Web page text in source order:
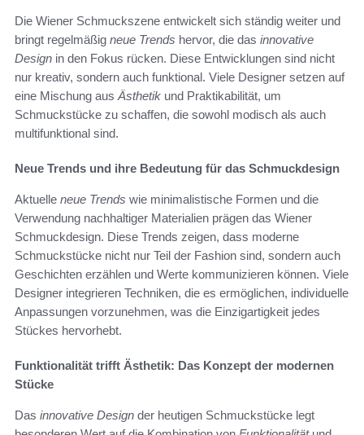
Die Wiener Schmuckszene entwickelt sich ständig weiter und
bringt regelmäßig neue Trends hervor, die das innovative
Design in den Fokus rücken. Diese Entwicklungen sind nicht
nur kreativ, sondern auch funktional. Viele Designer setzen auf
eine Mischung ausÄsthetik und Praktikabilität, um
Schmuckstücke zu schaffen, die sowohl modisch als auch
multifunktional sind.
Neue Trends und ihre Bedeutung für das Schmuckdesign
Aktuelle neue Trends wie minimalistische Formen und die
Verwendung nachhaltiger Materialien prägen das Wiener
Schmuckdesign. Diese Trends zeigen, dass moderne
Schmuckstücke nicht nur Teil der Fashion sind, sondern auch
Geschichten erzählen und Werte kommunizieren können. Viele
Designer integrieren Techniken, die es ermöglichen, individuelle
Anpassungen vorzunehmen, was die Einzigartigkeit jedes
Stückes hervorhebt.
Funktionalität trifft Ästhetik: Das Konzept der modernen
Stücke
Das innovative Design der heutigen Schmuckstücke legt